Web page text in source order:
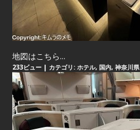
地図はこちら...
233ビュー | カテゴリ: ホテル, 国内, 神奈川県